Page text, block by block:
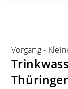
Vorgang-